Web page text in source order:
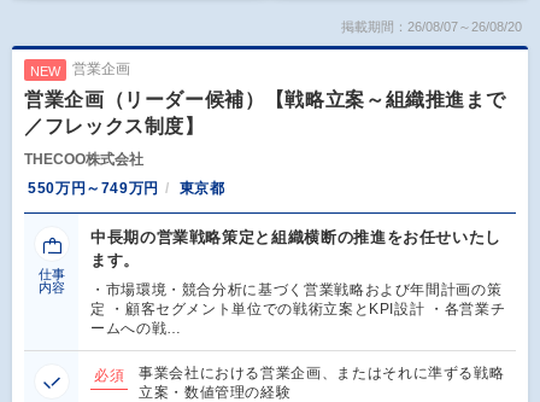
掲載期間：26/08/07～26/08/20
NEW 営業企画
営業企画（リーダー候補）【戦略立案～組織推進まで
／フレックス制度】
THECOO株式会社
550万円～749万円
東京都
仕事
内容
中長期の営業戦略策定と組織横断の推進をお任せいたし
ます。
・市場環境・競合分析に基づく営業戦略および年間計画の策
定 ・顧客セグメント単位での戦術立案とKPI設計 ・各営業チ
ームへの戦…
必須
事業会社における営業企画、またはそれに準ずる戦略
立案・数値管理の経験